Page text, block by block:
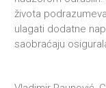
života
ulagati dodatne
saobraćaju